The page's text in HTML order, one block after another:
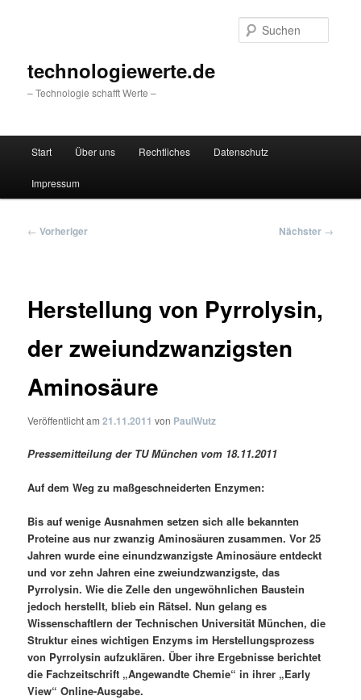
technologiewerte.de
– Technologie schafft Werte –
Start Über uns Rechtliches Datenschutz
Impressum
Beitragsnavigation
← Vorheriger Nächster →
Herstellung von Pyrrolysin,
der zweiundzwanzigsten
Aminosäure
Veröffentlicht am21.11.2011 von PaulWutz
Pressemitteilung der TU München vom 18.11.2011
Auf dem Weg zu maßgeschneiderten Enzymen:
Bis auf wenige Ausnahmen setzen sich alle bekannten
Proteine aus nur zwanzig Aminosäuren zusammen. Vor 25
Jahren wurde eine einundzwanzigste Aminosäure entdeckt
und vor zehn Jahren eine zweiundzwanzigste, das
Pyrrolysin. Wie die Zelle den ungewöhnlichen Baustein
jedoch herstellt, blieb ein Rätsel. Nun gelang es
Wissenschaftlern der Technischen Universität München, die
Struktur eines wichtigen Enzyms im Herstellungsprozess
von Pyrrolysin aufzuklären. Über ihre Ergebnisse berichtet
die Fachzeitschrift „Angewandte Chemie“ in ihrer „Early
View“ Online-Ausgabe.